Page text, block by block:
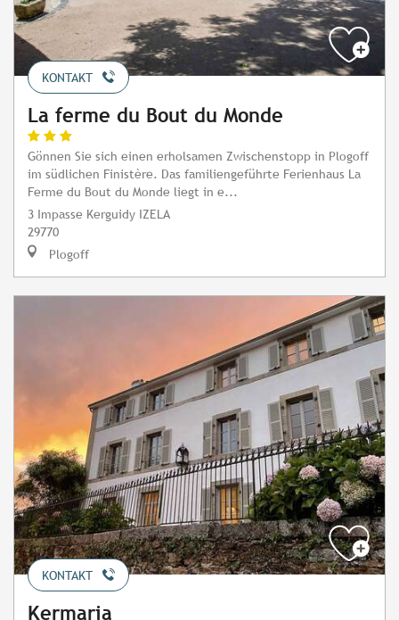
KONTAKT
La ferme du Bout du Monde
Gönnen Sie sich einen erholsamen Zwischenstopp in Plogoff
im südlichen Finistère. Das familiengeführte Ferienhaus La
Ferme du Bout du Monde liegt in e...
3 Impasse Kerguidy IZELA
29770
Plogoff
KONTAKT
Kermaria